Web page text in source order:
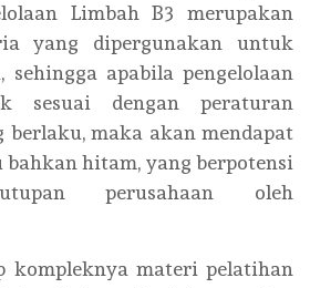
Limbah B3 merupakan
yang dipergunakan untuk
apabila pengelolaan
sesuai dengan peraturan
berlaku, maka akan mendapat
bahkan hitam, yang berpotensi
perusahaan oleh
kompleknya materi pelatihan